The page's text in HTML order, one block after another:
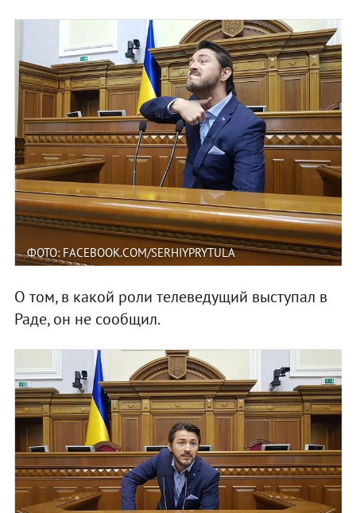
ФОТО: FACEBOOK.COM/SERHIYPRYTULA
О том, в какой роли телеведущий выступал в
Раде, он не сообщил.